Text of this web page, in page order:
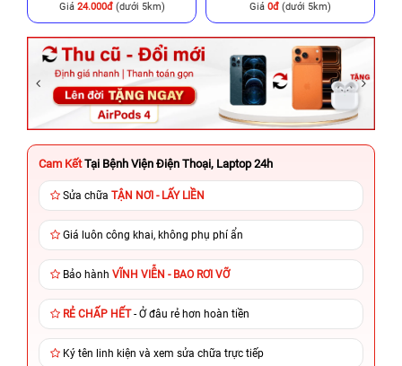
Giá 24.000đ(dưới 5km) Giá 0đ (dưới 5km)
Cam Kết Tại Bệnh Viện Điện Thoại, Laptop 24h
Sửa chữa TẬN NƠI - LẤY LIỀN
Giá luôn công khai, không phụ phí ẩn
Bảo hành VĨNH VIỄN - BAO RƠI VỠ
RẺ CHẤP HẾT- Ở đâu rẻ hơn hoàn tiền
Ký tên linh kiện và xem sửa chữa trực tiếp